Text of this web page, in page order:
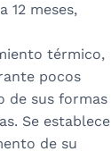
12 meses,
térmico,
pocos
de sus formas
Se establece
de su